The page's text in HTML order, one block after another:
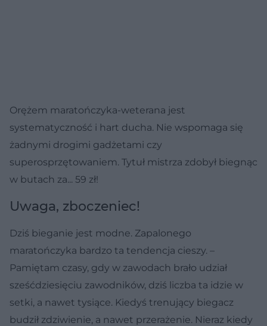
Orężem maratończyka-weterana jest
systematyczność i hart ducha. Nie wspomaga się
żadnymi drogimi gadżetami czy
superosprzętowaniem. Tytuł mistrza zdobył biegnąc
w butach za... 59 zł!
Uwaga, zboczeniec!
Dziś bieganie jest modne. Zapalonego
maratończyka bardzo ta tendencja cieszy. –
Pamiętam czasy, gdy w zawodach brało udział
sześćdziesięciu zawodników, dziś liczba ta idzie w
setki, a nawet tysiące. Kiedyś trenujący biegacz
budził zdziwienie, a nawet przerażenie. Nieraz kiedy